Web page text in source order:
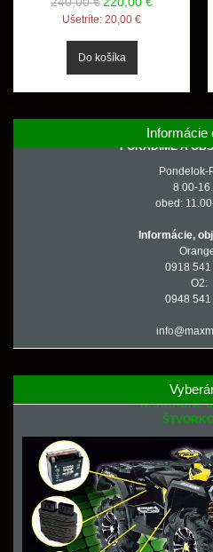
Ušetríte: 20,00 €
Informácie
PORADÍME A
Pondelok-
8.00-
obed:
Informácie,
0918 541
O2:
0948 541
NÁHRADNÉ